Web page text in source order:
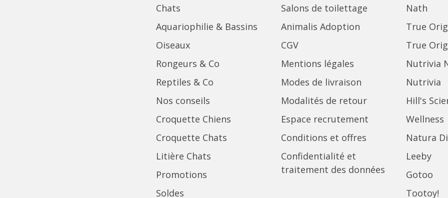
Chats
Aquariophilie & Bassins
Oiseaux
Rongeurs & Co
Reptiles & Co
Nos conseils
Croquette Chiens
Croquette Chats
Litière Chats
Promotions
Soldes
Salons de toilettage
Animalis Adoption
CGV
Mentions légales
Modes de livraison
Modalités de retour
Espace recrutement
Conditions et offres
Confidentialité et
traitement des données
Nath
True
True
Nutrivia
Nutrivia
Hill's
Wellness
Natura
Leeby
Gotoo
Tootoy!